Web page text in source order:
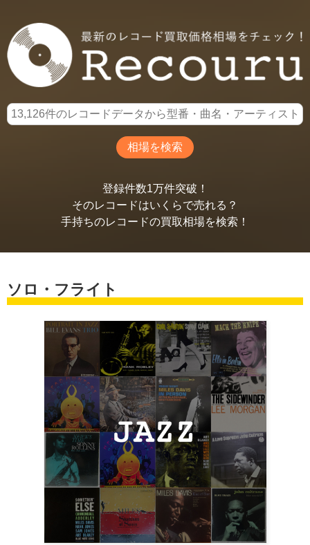
登録件数1万件突破！
そのレコードはいくらで売れる？
手持ちのレコードの買取相場を検索！
ソロ・フライト